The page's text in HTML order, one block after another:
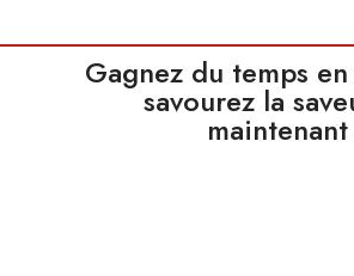
Gagnez du temps
savourez la